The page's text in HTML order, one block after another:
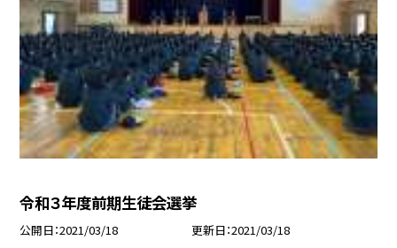
令和３年度前期生徒会選挙
公開日 2021/03/18 更新日 2021/03/18